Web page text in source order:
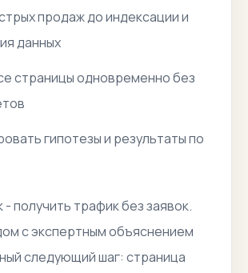
продаж до индексации и
данных
страницы одновременно без
гипотезы и результаты по
- получить трафик без заявок.
с экспертным объяснением
следующий шаг: страница